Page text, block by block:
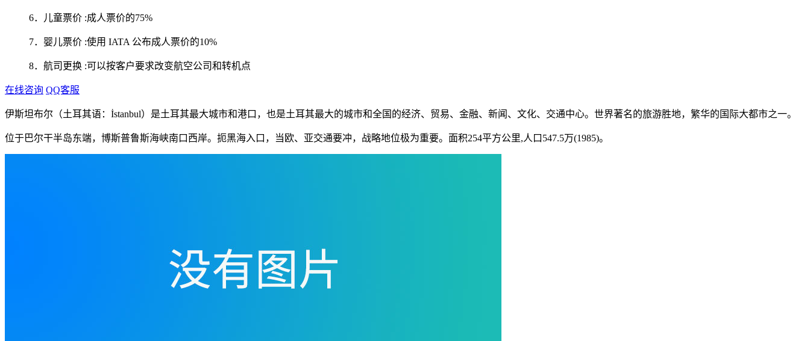
6．儿童票价 :成人票价的75%
7．婴儿票价 :使用 IATA 公布成人票价的10%
8．航司更换 :可以按客户要求改变航空公司和转机点
在线咨询 QQ客服
伊斯坦布尔（土耳其语：İstanbul）是土耳其最大城市和港口，也是土耳其最大的城市和全国的经济、贸易、金融、新闻、文化、交通中心。世界著名的旅游胜地，繁华的国际大都市之一。
位于巴尔干半岛东端，博斯普鲁斯海峡南口西岸。扼黑海入口，当欧、亚交通要冲，战略地位极为重要。面积254平方公里,人口547.5万(1985)。